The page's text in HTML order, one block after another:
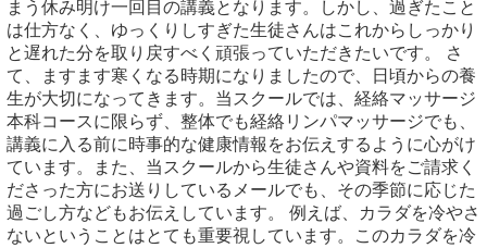
まう休み明け一回目の講義となります。しかし、過ぎたこと
は仕方なく、ゆっくりしすぎた生徒さんはこれからしっかり
と遅れた分を取り戻すべく頑張っていただきたいです。 さ
て、ますます寒くなる時期になりましたので、日頃からの養
生が大切になってきます。当スクールでは、経絡マッサージ
本科コースに限らず、整体でも経絡リンパマッサージでも、
講義に入る前に時事的な健康情報をお伝えするように心がけ
ています。また、当スクールから生徒さんや資料をご請求く
ださった方にお送りしているメールでも、その季節に応じた
過ごし方などもお伝えしています。 例えば、カラダを冷やさ
ないということはとても重要視しています。このカラダを冷